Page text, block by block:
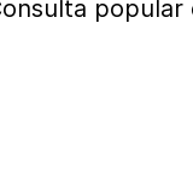
popular